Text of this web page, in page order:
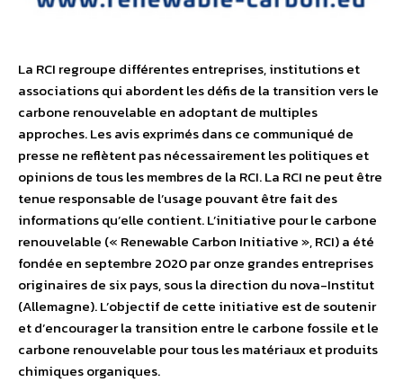
La RCI regroupe différentes entreprises, institutions et
associations qui abordent les défis de la transition vers le
carbone renouvelable en adoptant de multiples
approches. Les avis exprimés dans ce communiqué de
presse ne reflètent pas nécessairement les politiques et
opinions de tous les membres de la RCI. La RCI ne peut être
tenue responsable de l’usage pouvant être fait des
informations qu’elle contient. L’initiative pour le carbone
renouvelable (« Renewable Carbon Initiative », RCI) a été
fondée en septembre 2020 par onze grandes entreprises
originaires de six pays, sous la direction du nova-Institut
(Allemagne). L’objectif de cette initiative est de soutenir
et d’encourager la transition entre le carbone fossile et le
carbone renouvelable pour tous les matériaux et produits
chimiques organiques.